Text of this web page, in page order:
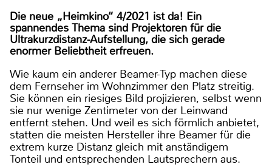
Die neue „Heimkino“ 4/2021 ist da! Ein
spannendes Thema sind Projektoren für die
Ultrakurzdistanz-Aufstellung, die sich gerade
enormer Beliebtheit erfreuen.
Wie kaum ein anderer Beamer-Typ machen diese
dem Fernseher im Wohnzimmer den Platz streitig.
Sie können ein riesiges Bild projizieren, selbst wenn
sie nur wenige Zentimeter von der Leinwand
entfernt stehen. Und weil es sich förmlich anbietet,
statten die meisten Hersteller ihre Beamer für die
extrem kurze Distanz gleich mit anständigem
Tonteil und entsprechenden Lautsprechern aus.